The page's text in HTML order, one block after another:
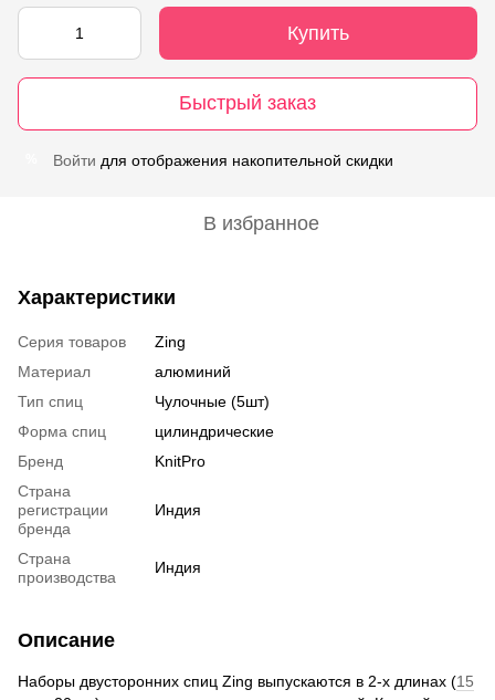
Купить
Быстрый заказ
Войти для отображения накопительной скидки
В избранное
Характеристики
Серия товаров
Zing
Материал
алюминий
Тип спиц
Чулочные (5шт)
Форма спиц
цилиндрические
Бренд
KnitPro
Страна
регистрации
бренда
Индия
Страна
производства
Индия
Описание
Наборы двусторонних спиц Zing выпускаются в 2-х длинах (15